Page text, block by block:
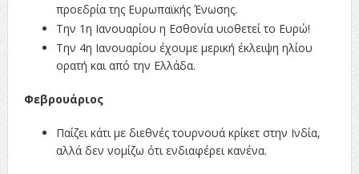
προεδρία της Ευρωπαϊκής Ένωσης.
Την 1η Ιανουαρίου η Εσθονία υιοθετεί το Ευρώ!
Την 4η Ιανουαρίου έχουμε μερική έκλειψη ηλίου
ορατή και από την Ελλάδα.
Φεβρουάριος
Παίζει κάτι με διεθνές τουρνουά κρίκετ στην Ινδία,
αλλά δεν νομίζω ότι ενδιαφέρει κανένα.